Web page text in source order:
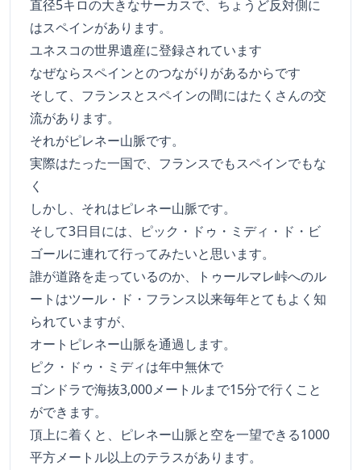
直径5キロの大きなサーカスで、ちょうど反対側に
はスペインがあります。
ユネスコの世界遺産に登録されています
なぜならスペインとのつながりがあるからです
そして、フランスとスペインの間にはたくさんの交
流があります。
それがピレネー山脈です。
実際はたった一国で、フランスでもスペインでもな
く
しかし、それはピレネー山脈です。
そして3日目には、ピック・ドゥ・ミディ・ド・ビ
ゴールに連れて行ってみたいと思います。
誰が道路を走っているのか、トゥールマレ峠へのル
ートはツール・ド・フランス以来毎年とてもよく知
られていますが、
オートピレネー山脈を通過します。
ピク・ドゥ・ミディは年中無休で
ゴンドラで海抜3,000メートルまで15分で行くこと
ができます。
頂上に着くと、ピレネー山脈と空を一望できる1000
平方メートル以上のテラスがあります。